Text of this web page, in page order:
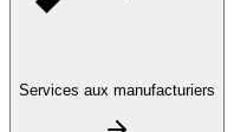
Services aux manufacturiers